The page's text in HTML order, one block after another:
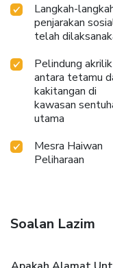
Langkah-
penjarakan
telah
Pelindung akrilik
antara tetamu
kakitangan di
kawasan
utama
Mesra Haiwan
Peliharaan
Soalan Lazim